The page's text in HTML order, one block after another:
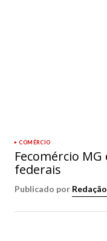
COMÉRCIO
Fecomércio
federais
Publicado por